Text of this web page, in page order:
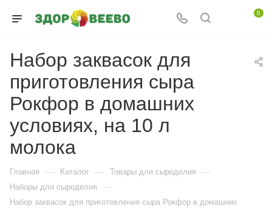
0
Набор заквасок для
приготовления сыра
Рокфор в домашних
условиях, на 10 л
молока
Главная — Каталог — Товары для сыроделия —
Наборы для сыроделия —
Набор заквасок для приготовления сыра Рокфор в домашних